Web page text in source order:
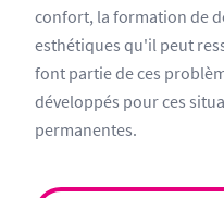
confort, la formation de
esthétiques qu'il peut
font partie de ces
développés pour ces
permanentes.